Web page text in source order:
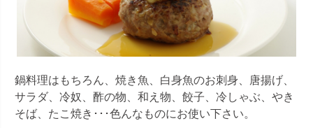
鍋料理はもちろん、焼き魚、白身魚のお刺身、唐揚げ、
サラダ、冷奴、酢の物、和え物、餃子、冷しゃぶ、やき
そば、たこ焼き･･･色んなものにお使い下さい。